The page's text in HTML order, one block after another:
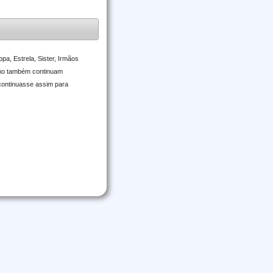
Estrela, Sister, Irmãos
também continuam
assim para